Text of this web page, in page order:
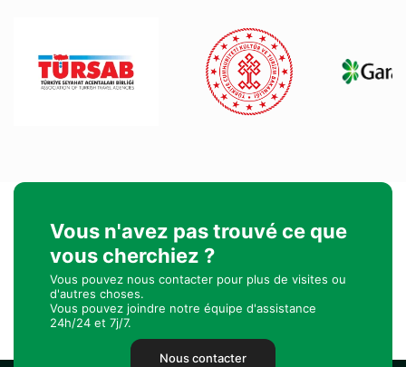
Vous n'avez pas trouvé ce que
vous cherchiez ?
Vous pouvez nous contacter pour plus de visites ou
d'autres choses.
Vous pouvez joindre notre équipe d'assistance
24h/24 et 7j/7.
Nous contacter